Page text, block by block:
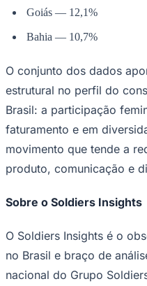
Fluminense
Goiás — 12,1%
Bahia — 10,7%
O conjunto dos dados
estrutural no perfil do
Brasil: a participação
faturamento e em
movimento que tende a
produto, comunicação e
Sobre o Soldiers Insights
O Soldiers Insights é o
no Brasil e braço de
nacional do Grupo